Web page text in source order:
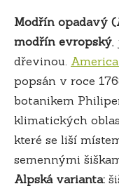
Modřín opadavý (
modřín evropský,
dřevinou.
popsán v roce
botanikem
klimatických
které se liší
semennými
Alpská varianta: